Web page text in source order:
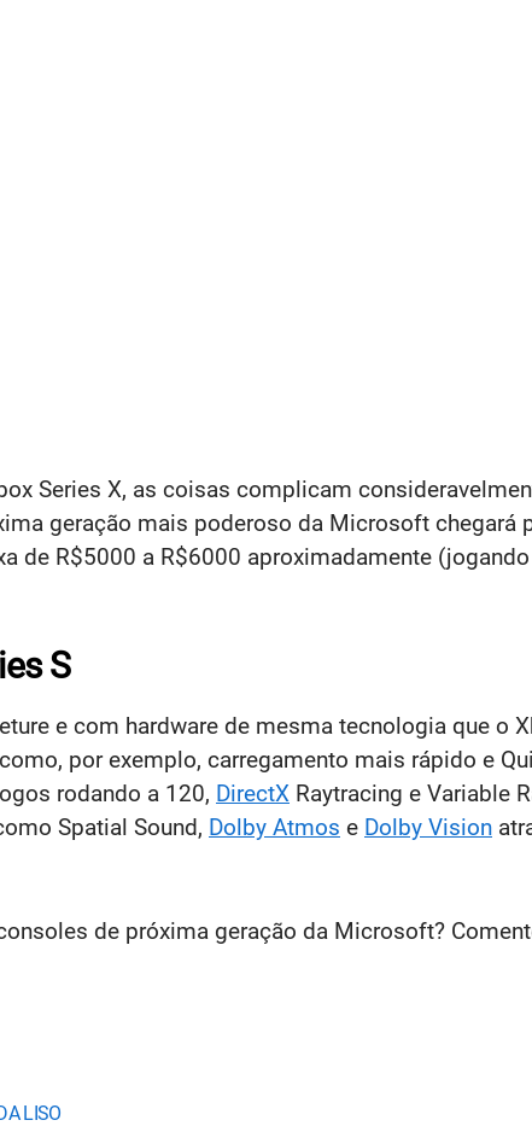
Series X, as coisas complicam
geração mais poderoso da Microsoft chegará
de R$5000 a R$6000 aproximadamente
S
e com hardware de mesma tecnologia que o
por exemplo, carregamento mais rápido e
rodando a 120, DirectX Raytracing e Variable
Spatial Sound, Dolby Atmos e Dolby Vision
de próxima geração da Microsoft?
LISO